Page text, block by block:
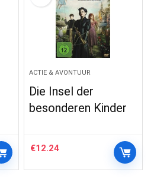
ACTIE & AVONTUUR
Die Insel der
besonderen Kinder
€12.24